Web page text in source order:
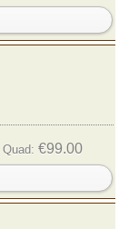
Quad: €99.00